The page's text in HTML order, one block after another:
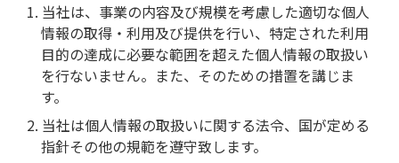
当社は、事業の内容及び規模を考慮した適切な個人
情報の取得・利用及び提供を行い、特定された利用
目的の達成に必要な範囲を超えた個人情報の取扱い
を行ないません。また、そのための措置を講じま
す。
当社は個人情報の取扱いに関する法令、国が定める
指針その他の規範を遵守致します。